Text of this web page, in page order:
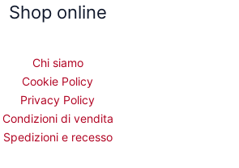
Shop online
Chi siamo
Cookie Policy
Privacy Policy
Condizioni di vendita
Spedizioni e recesso